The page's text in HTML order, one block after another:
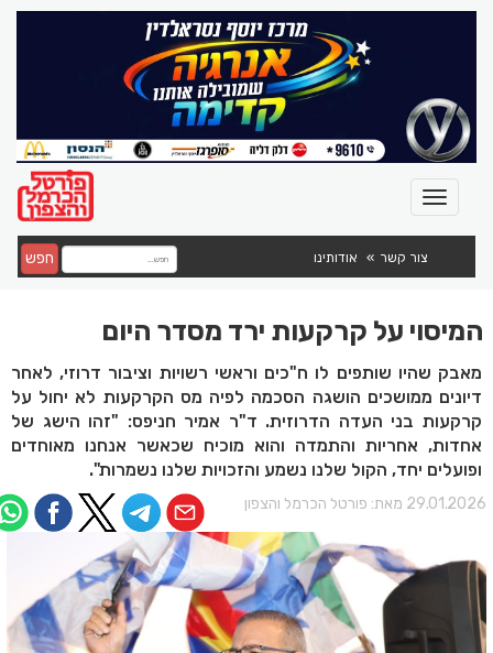
צור קשר אודותינו חפש
המיסוי על קרקעות ירד מסדר היום
מאבק שהיו שותפים לו ח"כים וראשי רשויות וציבור דרוזי, לאחר
דיונים ממושכים הושגה הסכמה לפיה מס הקרקעות לא יחול על
קרקעות בני העדה הדרוזית. ד"ר אמיר חניפס: "זהו הישג של
אחדות, אחריות והתמדה והוא מוכיח שכאשר אנחנו מאוחדים
ופועלים יחד, הקול שלנו נשמע והזכויות שלנו נשמרות".
מאת: פורטל הכרמל והצפון